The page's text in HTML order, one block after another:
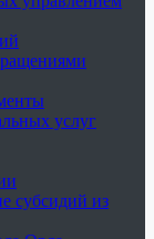
услуг
субсидий из